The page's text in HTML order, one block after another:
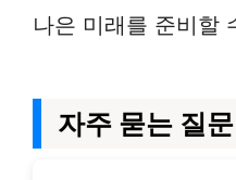
나은 미래를 준비할
자주 묻는 질